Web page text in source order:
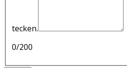
tecken.
0/200